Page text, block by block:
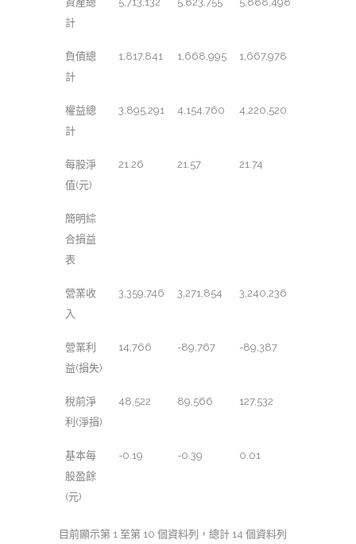
計
負債總
計
1,817,841 1,668,995 1,667,978
權益總
計
3,895,291 4,154,760 4,220,520
每股淨
值(元)
21.26 21.57 21.74
簡明綜
合損益
表
營業收
入
3,359,746 3,271,854 3,240,236
營業利
益(損失)
14,766 -89,767 -89,387
稅前淨
利(淨損)
48,522 89,566 127,532
基本每
股盈餘
(元)
-0.19 -0.39 0.01
目前顯示第 1 至第 10 個資料列，總計 14 個資料列